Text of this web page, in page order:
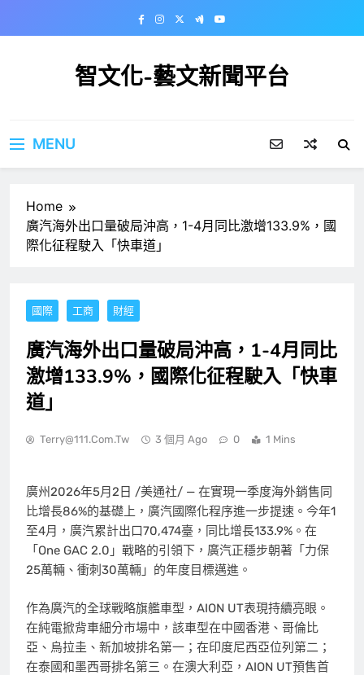
智文化-藝文新聞平台
MENU
Home
廣汽海外出口量破局沖高，1-4月同比激增133.9%，國
際化征程駛入「快車道」
國際 工商 財經
廣汽海外出口量破局沖高，1-4月同比
激增133.9%，國際化征程駛入「快車
道」
Terry@111.com.tw 3 個月 Ago 0 1 Mins
廣州2026年5月2日 /美通社/ — 在實現一季度海外銷售同
比增長86%的基礎上，廣汽國際化程序進一步提速。今年1
至4月，廣汽累計出口70,474臺，同比增長133.9%。在
「One GAC 2.0」戰略的引領下，廣汽正穩步朝著「力保
25萬輛、衝刺30萬輛」的年度目標邁進。
作為廣汽的全球戰略旗艦車型，AION UT表現持續亮眼。
在純電掀背車細分市場中，該車型在中國香港、哥倫比
亞、烏拉圭、新加坡排名第一；在印度尼西亞位列第二；
在泰國和墨西哥排名第三。在澳大利亞，AION UT預售首